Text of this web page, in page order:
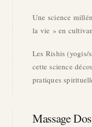
Une science
la vie » en
Les Rishis (yogis/
cette science
pratiques
Massage Dos